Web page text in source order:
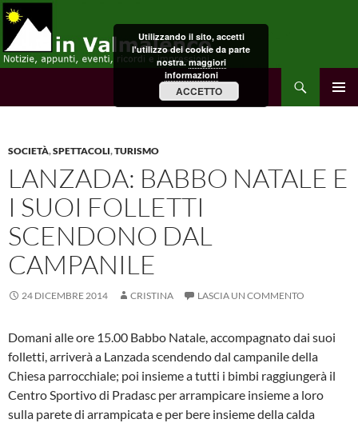
Vai
contenuto
SOCIETÀ,SPETTACOLI,TURISMO
LANZADA: BABBO NATALE E
I SUOI FOLLETTI
SCENDONO DAL
CAMPANILE
24 DICEMBRE 2014 CRISTINA LASCIA UN COMMENTO
Domani alle ore 15.00 Babbo Natale, accompagnato dai suoi
folletti, arriverà a Lanzada scendendo dal campanile della
Chiesa parrocchiale; poi insieme a tutti i bimbi raggiungerà il
Centro Sportivo di Pradasc per arrampicare insieme a loro
sulla parete di arrampicata e per bere insieme della calda
Utilizzando il sito, accetti
l'utilizzo dei cookie da parte
nostra.maggiori
informazioni
ACCETTO